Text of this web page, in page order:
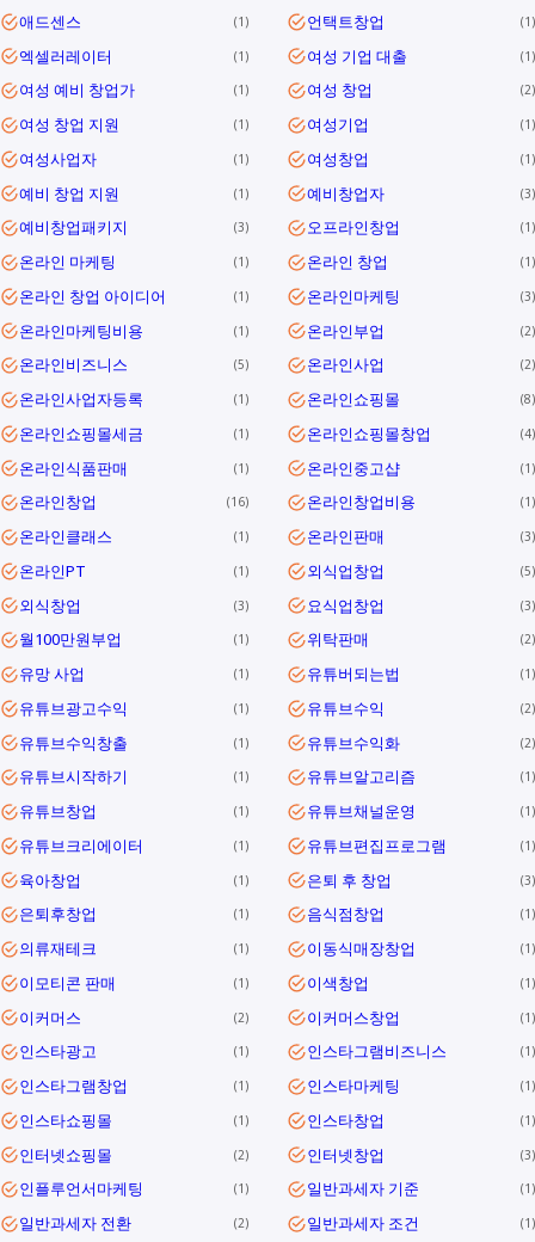
애드센스 1 언택트창업 1
엑셀러레이터 1 여성 기업 대출 1
여성 예비 창업가 1 여성 창업 2
여성 창업 지원 1 여성기업 1
여성사업자 1 여성창업 1
예비 창업 지원 1 예비창업자 3
예비창업패키지 3 오프라인창업 1
온라인 마케팅 1 온라인 창업 1
온라인 창업 아이디어 1 온라인마케팅 3
온라인마케팅비용 1 온라인부업 2
온라인비즈니스 5 온라인사업 2
온라인사업자등록 1 온라인쇼핑몰 8
온라인쇼핑몰세금 1 온라인쇼핑몰창업 4
온라인식품판매 1 온라인중고샵 1
온라인창업 16 온라인창업비용 1
온라인클래스 1 온라인판매 3
온라인PT 1 외식업창업 5
외식창업 3 요식업창업 3
월100만원부업 1 위탁판매 2
유망 사업 1 유튜버되는법 1
유튜브광고수익 1 유튜브수익 2
유튜브수익창출 1 유튜브수익화 2
유튜브시작하기 1 유튜브알고리즘 1
유튜브창업 1 유튜브채널운영 1
유튜브크리에이터 1 유튜브편집프로그램 1
육아창업 1 은퇴 후 창업 3
은퇴후창업 1 음식점창업 1
의류재테크 1 이동식매장창업 1
이모티콘 판매 1 이색창업 1
이커머스 2 이커머스창업 1
인스타광고 1 인스타그램비즈니스 1
인스타그램창업 1 인스타마케팅 1
인스타쇼핑몰 1 인스타창업 1
인터넷쇼핑몰 2 인터넷창업 3
인플루언서마케팅 1 일반과세자 기준 1
일반과세자 전환 2 일반과세자 조건 1